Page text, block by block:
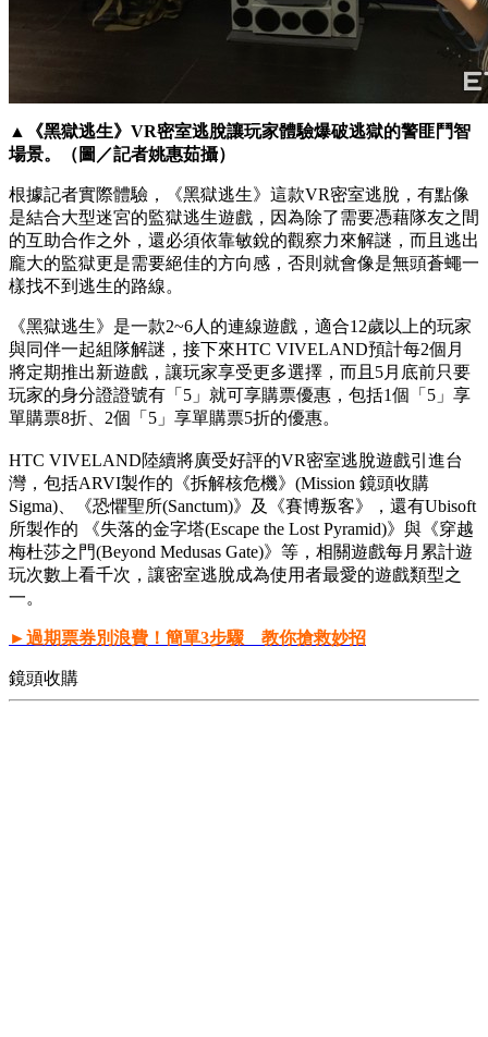
▲《黑獄逃生》VR密室逃脫讓玩家體驗爆破逃獄的警匪鬥智
場景。（圖／記者姚惠茹攝）
根據記者實際體驗，《黑獄逃生》這款VR密室逃脫，有點像
是結合大型迷宮的監獄逃生遊戲，因為除了需要憑藉隊友之間
的互助合作之外，還必須依靠敏銳的觀察力來解謎，而且逃出
龐大的監獄更是需要絕佳的方向感，否則就會像是無頭蒼蠅一
樣找不到逃生的路線。
《黑獄逃生》是一款2~6人的連線遊戲，適合12歲以上的玩家
與同伴一起組隊解謎，接下來HTC VIVELAND預計每2個月
將定期推出新遊戲，讓玩家享受更多選擇，而且5月底前只要
玩家的身分證證號有「5」就可享購票優惠，包括1個「5」享
單購票8折、2個「5」享單購票5折的優惠。
HTC VIVELAND陸續將廣受好評的VR密室逃脫遊戲引進台
灣，包括ARVI製作的《拆解核危機》(Mission 鏡頭收購
Sigma)、《恐懼聖所(Sanctum)》及《賽博叛客》，還有Ubisoft
所製作的 《失落的金字塔(Escape the Lost Pyramid)》與《穿越
梅杜莎之門(Beyond Medusas Gate)》等，相關遊戲每月累計遊
玩次數上看千次，讓密室逃脫成為使用者最愛的遊戲類型之
一。
►過期票券別浪費！簡單3步驟 教你搶救妙招
鏡頭收購